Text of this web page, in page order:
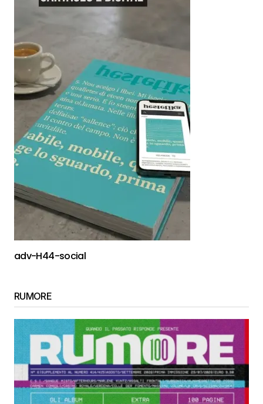
adv-H44-social
RUMORE